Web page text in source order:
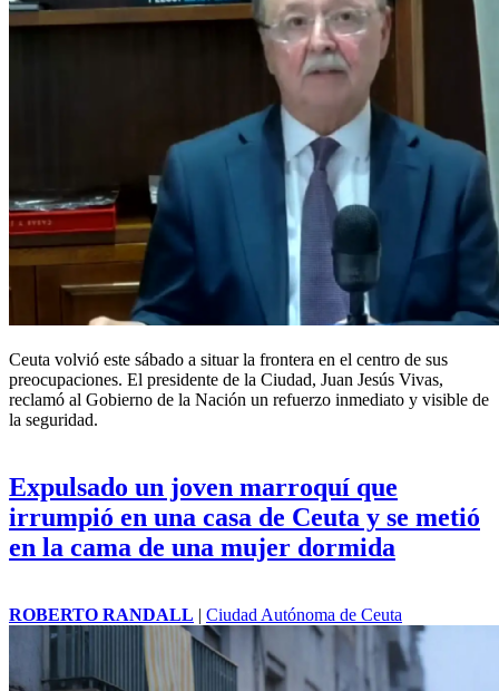
Ceuta volvió este sábado a situar la frontera en el centro de sus
preocupaciones. El presidente de la Ciudad, Juan Jesús Vivas,
reclamó al Gobierno de la Nación un refuerzo inmediato y visible de
la seguridad.
Expulsado un joven marroquí que
irrumpió en una casa de Ceuta y se metió
en la cama de una mujer dormida
ROBERTO RANDALL | Ciudad Autónoma de Ceuta